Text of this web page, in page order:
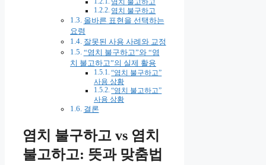
염치 불고하고
염치 불구하고
올바른 표현을 선택하는
요령
잘못된 사용 사례와 교정
“염치 불구하고”와 “염
치 불고하고”의 실제 활용
“염치 불구하고”
사용 상황
“염치 불고하고”
사용 상황
결론
염치 불구하고 vs 염치
불고하고: 뜻과 맞춤법